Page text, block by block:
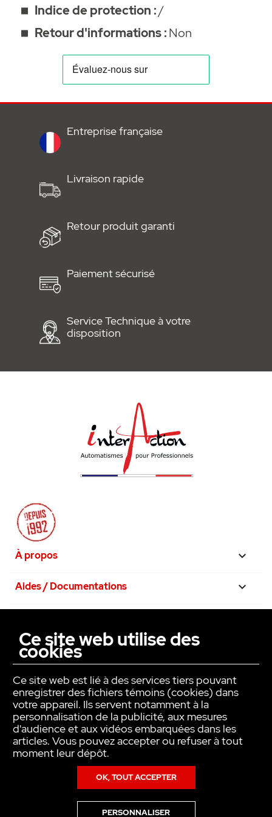
•Notice
Vidéo de programmation :
Indice de protection :/
Retour d'informations :Non
Entreprise française
Livraison rapide
Retour produit garanti
Paiement sécurisé
Service Technique à votre
disposition
À propos 
Aides / Documentations 
La confiance avant tout
Ce site web utilise des
cookies
Ce site web est lié à des services tiers pouvant
enregistrer des fichiers témoins (cookies) dans
votre appareil. Ils servent notamment à la
personnalisation de la publicité, aux mesures
d'audience et aux vidéos embarquées dans les
articles. Vous pouvez accepter ou refuser à tout
moment leur dépôt.
OK, TOUT ACCEPTER
PERSONNALISER